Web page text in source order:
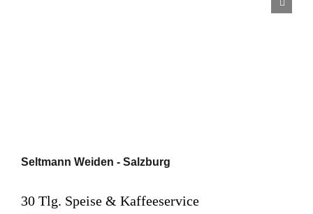
Seltmann Weiden - Salzburg
30 Tlg. Speise & Kaffeeservice